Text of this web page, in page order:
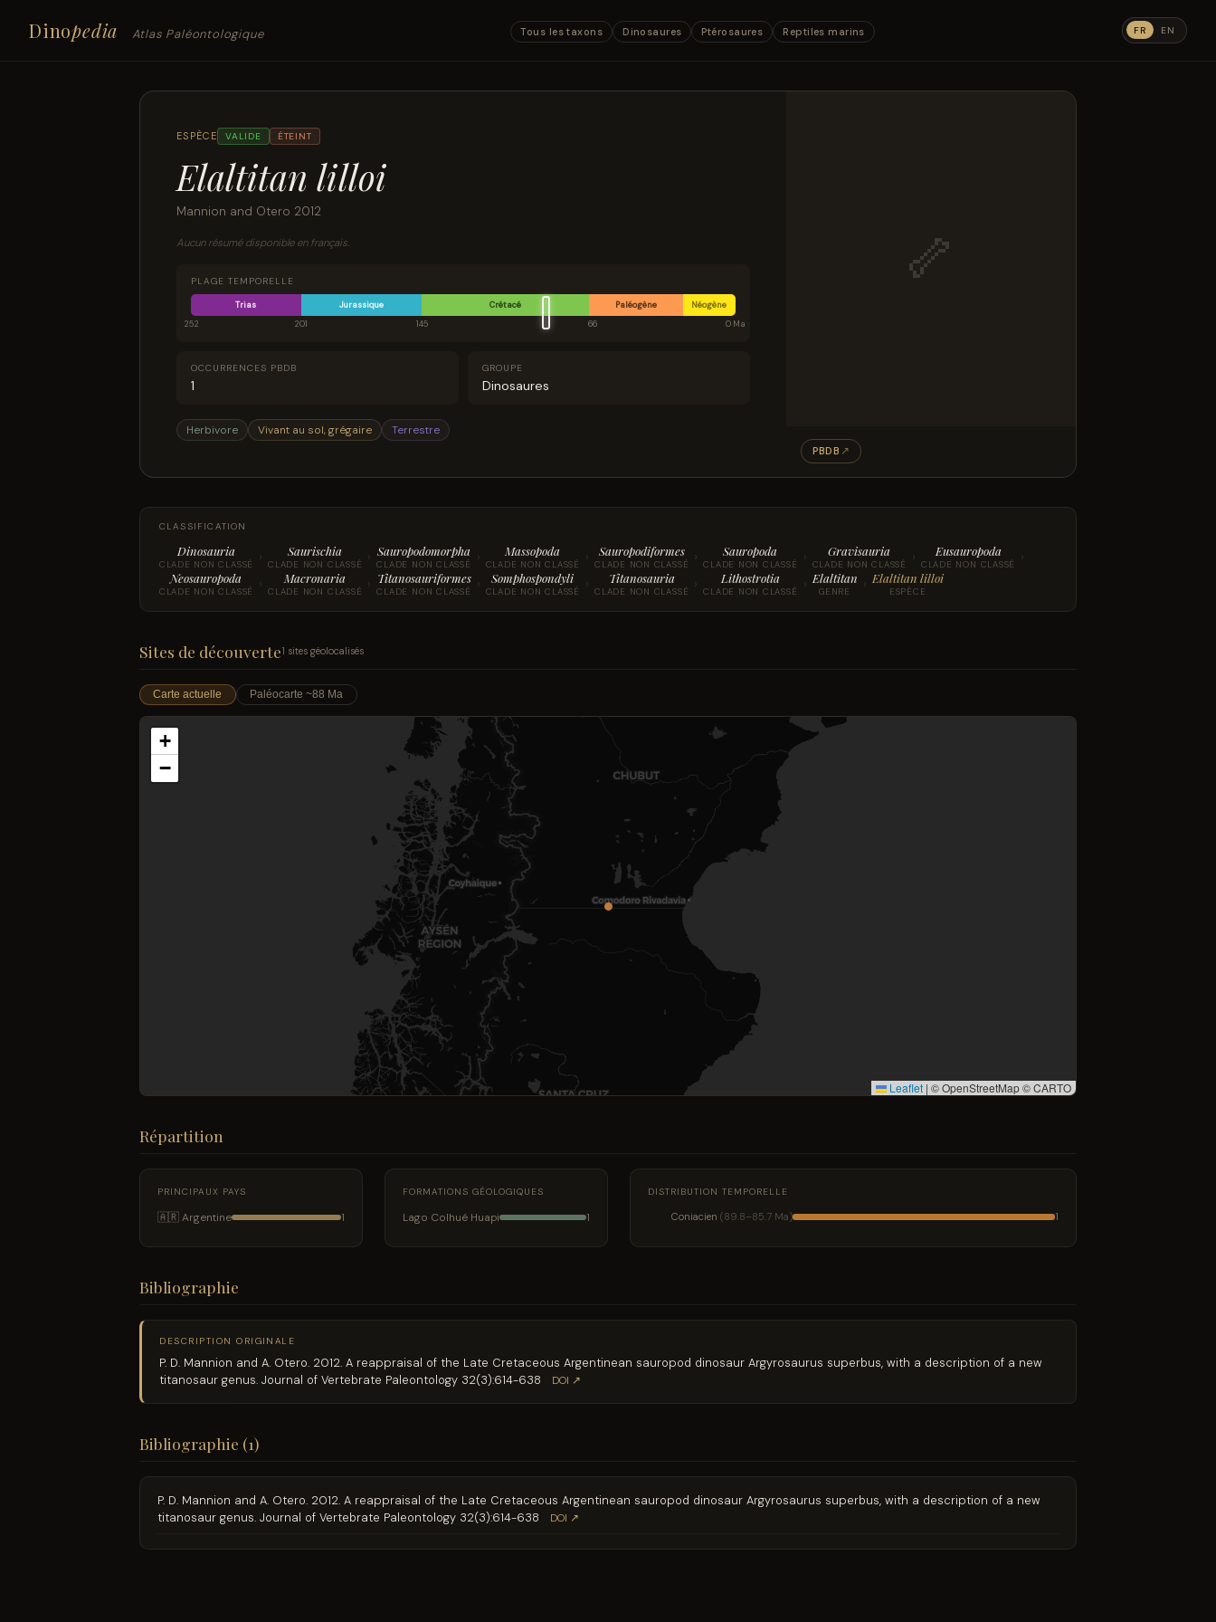
Dinopedia Atlas Paléontologique Tous les taxons Dinosaures Ptérosaures Reptiles marins FR EN
ESPÈCE VALIDE ÉTEINT
Elaltitan lilloi
Mannion and Otero 2012
Aucun résumé disponible en français.
PLAGE TEMPORELLE
Trias Jurassique Crétacé Paléogène
Néogène
252
201 145 66 0 Ma
OCCURRENCES PBDB
1
GROUPE
Dinosaures
Herbivore Vivant au sol, grégaire Terrestre
🦴
PBDB ↗
CLASSIFICATION
Dinosauria
CLADE NON CLASSÉ › Saurischia
CLADE NON CLASSÉ › Sauropodomorpha
CLADE NON CLASSÉ › Massopoda
CLADE NON CLASSÉ › Sauropodiformes
CLADE NON CLASSÉ › Sauropoda
CLADE NON CLASSÉ › Gravisauria
CLADE NON CLASSÉ › Eusauropoda
CLADE NON CLASSÉ ›
Neosauropoda
CLADE NON CLASSÉ › Macronaria
CLADE NON CLASSÉ › Titanosauriformes
CLADE NON CLASSÉ › Somphospondyli
CLADE NON CLASSÉ › Titanosauria
CLADE NON CLASSÉ › Lithostrotia
CLADE NON CLASSÉ › Elaltitan
GENRE › Elaltitan lilloi
ESPÈCE
Sites de découverte1 sites géolocalisés
Carte actuelle Paléocarte ~88 Ma
+
−
Leaflet | © OpenStreetMap © CARTO
Répartition
PRINCIPAUX PAYS
🇦🇷 Argentine 1
FORMATIONS GÉOLOGIQUES
Lago Colhué Huapi 1
DISTRIBUTION TEMPORELLE
Coniacien (89.8–85.7 Ma) 1
Bibliographie
DESCRIPTION ORIGINALE
P. D. Mannion and A. Otero. 2012. A reappraisal of the Late Cretaceous Argentinean sauropod dinosaur Argyrosaurus superbus, with a description of a new
titanosaur genus. Journal of Vertebrate Paleontology 32(3):614-638
DOI ↗
Bibliographie (1)
P. D. Mannion and A. Otero. 2012. A reappraisal of the Late Cretaceous Argentinean sauropod dinosaur Argyrosaurus superbus, with a description of a new
titanosaur genus. Journal of Vertebrate Paleontology 32(3):614-638
DOI ↗